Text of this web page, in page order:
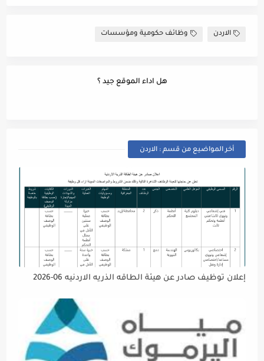
الاردن وظائف حكومية ومؤسسات
هل اداء الموقع جيد ؟
أخر المواضيع من قسم : الاردن
إعلان توظيف صادر عن هيئة الطاقه الذريه الاردنيه 06-2026